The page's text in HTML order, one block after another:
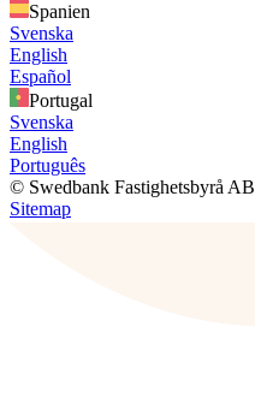
Spanien
Svenska
English
Español
Portugal
Svenska
English
Português
© Swedbank Fastighetsbyrå AB
Sitemap